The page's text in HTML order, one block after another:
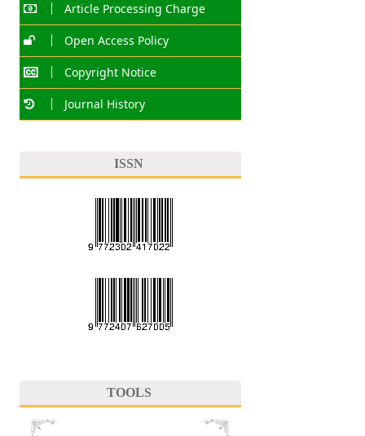
Article Processing Charge
Open Access Policy
Copyright Notice
Journal History
ISSN
TOOLS